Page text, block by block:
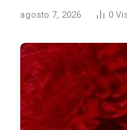
agosto 7, 2026 0